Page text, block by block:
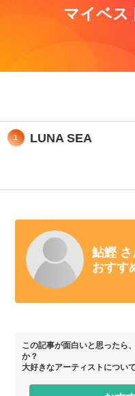
マイベス
1 LUNA SEA
鮎鰹
おすす
この記事が面白いと思ったら
か？
大好きなアーティストについ